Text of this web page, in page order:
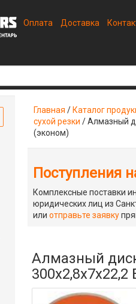
Оплата Доставка
Главная / Каталог
сухой резки /Алмазный
(эконом)
Поступления
Комплексные поставки
юридических лиц из
илиотправьте заявку
Алмазный